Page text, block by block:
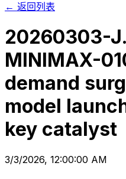
← 返回列表
20260303-
MINIMAX-
demand
model
key catalyst
3/3/2026, 12:00:00 AM